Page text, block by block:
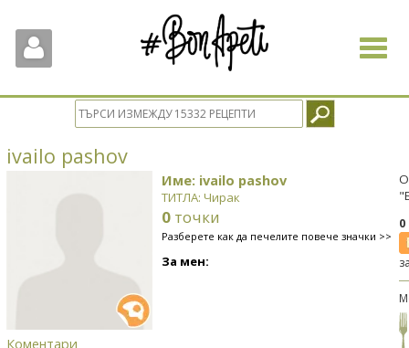
Toggle
ivailo pashov
Име: ivailo pashov
ТИТЛА: Чирак
0 точки
Разберете как да печелите повече значки >>
За мен:
Коментари